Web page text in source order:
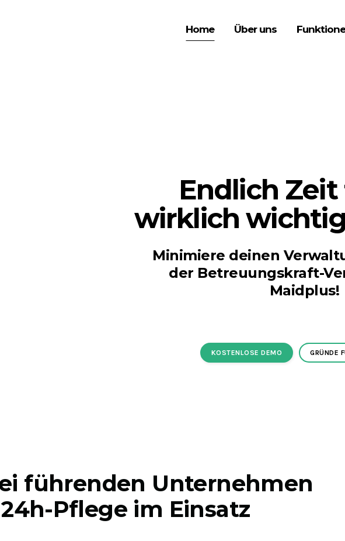
Home Über uns
Endlich
wirklich
Minimiere deinen
der Betreuungskraft-
Maidplus!
KOSTENLOSE DEMO GRÜNDE
führenden Unternehmen
Pflege im Einsatz